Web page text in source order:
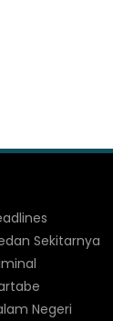
Sekitarnya
Negeri